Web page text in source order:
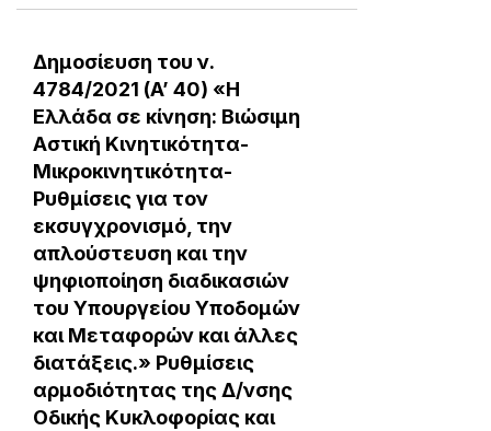
Δημοσίευση του ν.
4784/2021 (A’ 40) «Η
Ελλάδα σε κίνηση: Βιώσιμη
Αστική Κινητικότητα-
Μικροκινητικότητα-
Ρυθμίσεις για τον
εκσυγχρονισμό, την
απλούστευση και την
ψηφιοποίηση διαδικασιών
του Υπουργείου Υποδομών
και Μεταφορών και άλλες
διατάξεις.» Ρυθμίσεις
αρμοδιότητας της Δ/νσης
Οδικής Κυκλοφορίας και